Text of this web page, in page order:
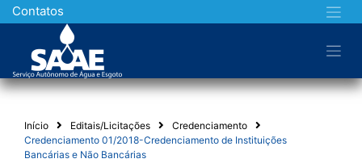
Skip
to
Contatos
Início Editais/Licitações
Credenciamento
Credenciamento 01/2018-Credenciamento de Instituições
Bancárias e Não Bancárias